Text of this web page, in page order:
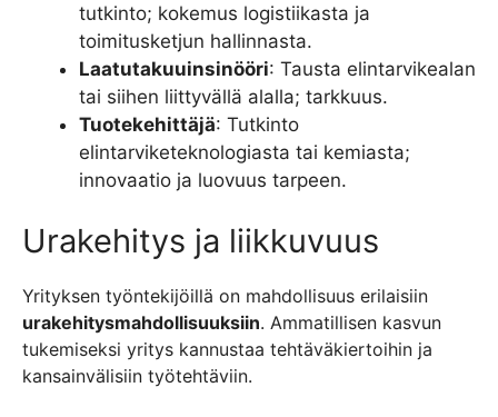
tutkinto; kokemus logistiikasta ja
toimitusketjun hallinnasta.
Laatutakuuinsinööri: Tausta elintarvikealan
tai siihen liittyvällä alalla; tarkkuus.
Tuotekehittäjä: Tutkinto
elintarviketeknologiasta tai kemiasta;
innovaatio ja luovuus tarpeen.
Urakehitys ja liikkuvuus
Yrityksen työntekijöillä on mahdollisuus erilaisiin
urakehitysmahdollisuuksiin. Ammatillisen kasvun
tukemiseksi yritys kannustaa tehtäväkiertoihin ja
kansainvälisiin työtehtäviin.